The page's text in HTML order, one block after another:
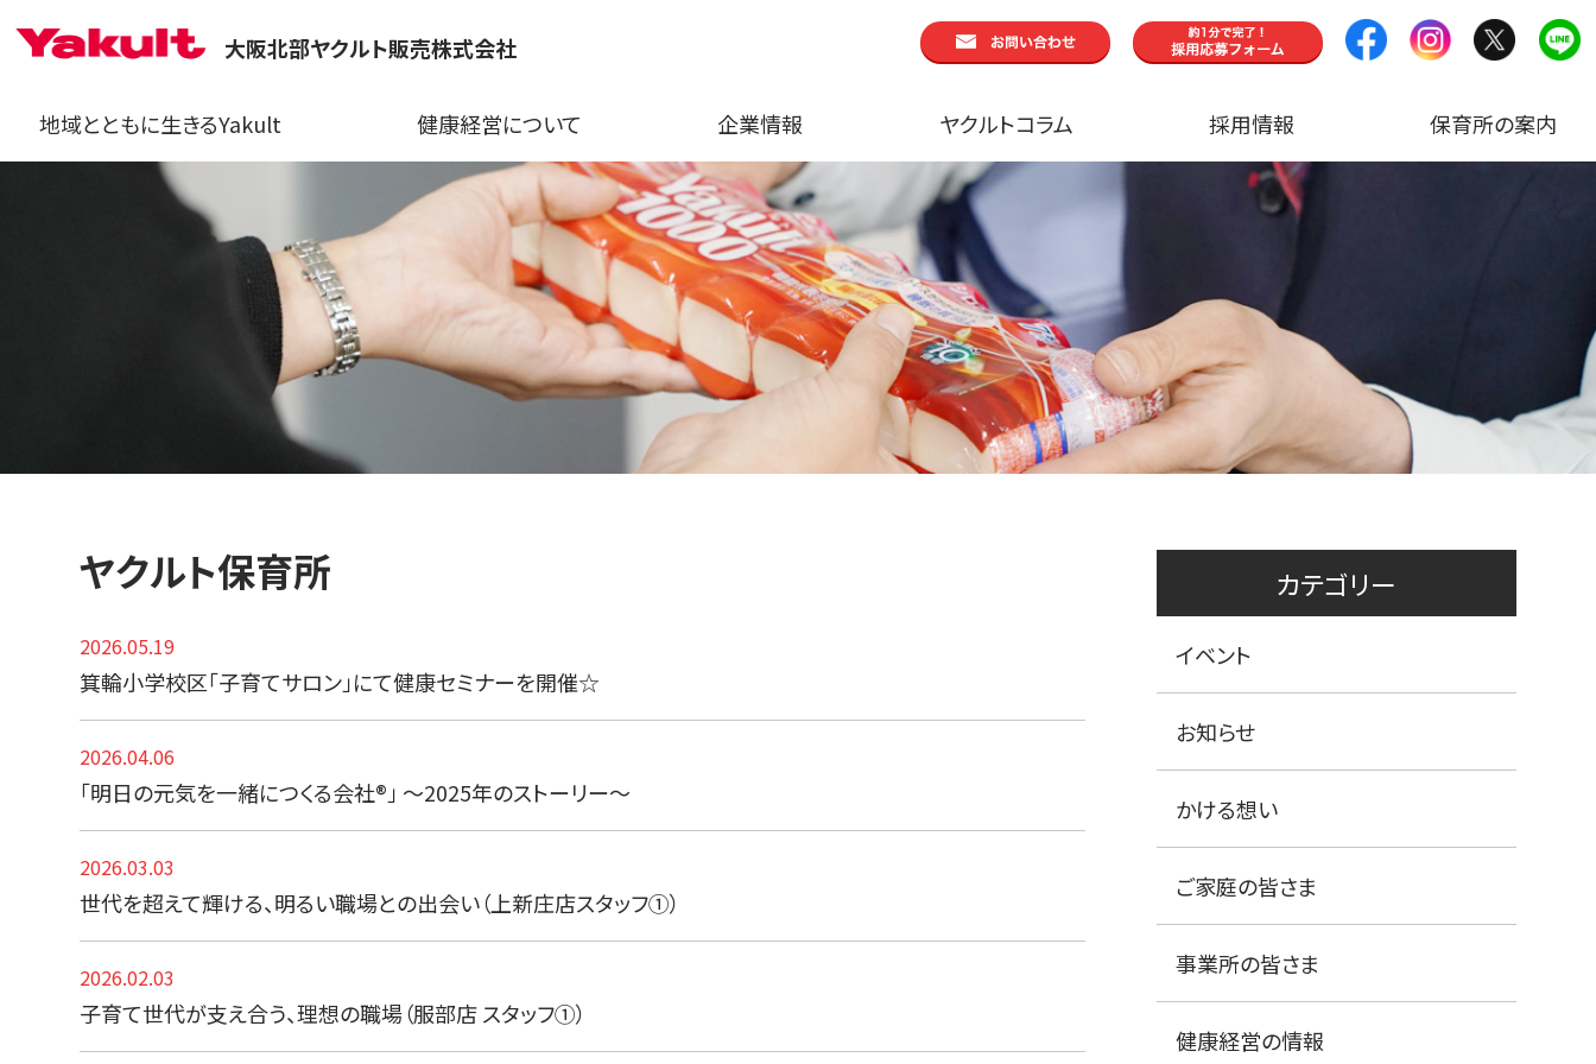
大阪北部ヤクルト販売株式会社
地域とともに生きるYakult 健康経営について 企業情報 ヤクルトコラム 採用情報 保育所の案内
ヤクルト保育所
2026.05.19
箕輪小学校区「子育てサロン」にて健康セミナーを開催☆
2026.04.06
「明日の元気を一緒につくる会社®」 〜2025年のストーリー〜
2026.03.03
世代を超えて輝ける、明るい職場との出会い（上新庄店スタッフ①）
2026.02.03
子育て世代が支え合う、理想の職場（服部店 スタッフ①）
カテゴリー
イベント
お知らせ
かける想い
ご家庭の皆さま
事業所の皆さま
健康経営の情報